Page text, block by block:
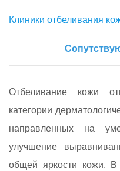
Клиники отбеливания
Отбеливание кожи
категории
направленных на
улучшение
общей яркости кожи.